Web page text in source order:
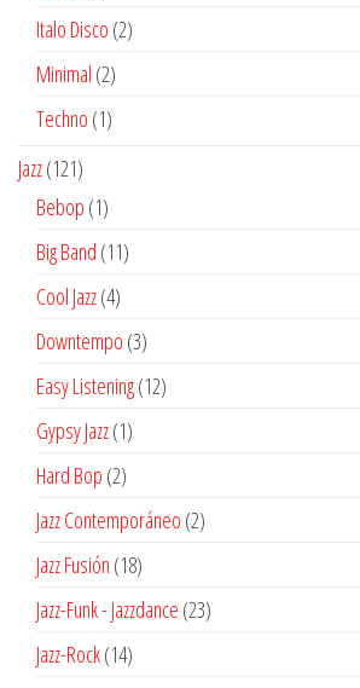
producto
Italo Disco 22
Minimal 22
productos
Techno 11
Jazz 121121
productos
Bebop 11
producto
Big Band 1111
Cool Jazz 44
productos
Downtempo 33
productos
Easy Listening 1212
Gypsy Jazz 11
Hard Bop 22
productos
Jazz Contemporáneo 22
Jazz Fusión 1818
productos
Jazz-Funk - Jazzdance 2323
Jazz-Rock 1414